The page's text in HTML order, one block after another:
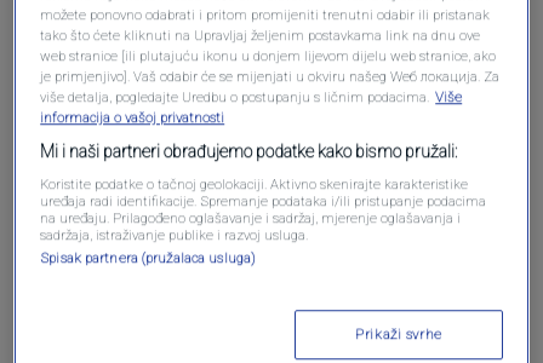
Oglas
možete ponovno odabrati i pritom promijeniti trenutni odabir ili pristanak
tako što ćete kliknuti na Upravljaj željenim postavkama link na dnu ove
web stranice [ili plutajuću ikonu u donjem lijevom dijelu web stranice, ako
je primjenjivo]. Vaš odabir će se mijenjati u okviru našeg Wеб локација. Za
više detalja, pogledajte Uredbu o postupanju s ličnim podacima. Više
informacija o vašoj privatnosti
Mi i naši partneri obrađujemo podatke kako bismo pružali:
Koristite podatke o tačnoj geolokaciji. Aktivno skenirajte karakteristike
uređaja radi identifikacije. Spremanje podataka i/ili pristupanje podacima
na uređaju. Prilagođeno oglašavanje i sadržaj, mjerenje oglašavanja i
sadržaja, istraživanje publike i razvoj usluga.
Spisak partnera (pružalaca usluga)
Prikaži svrhe